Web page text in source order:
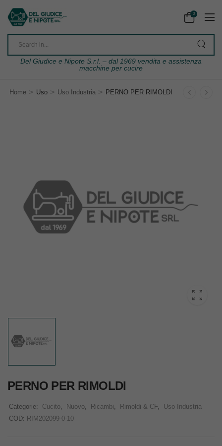
0
Del Giudice e Nipote S.r.l. – dal 1969 vendita e assistenza
macchine per cucire
Home > Uso > Uso Industria > PERNO PER RIMOLDI
PERNO PER RIMOLDI
Categorie: Cucito, Nuovo, Ricambi, Rimoldi & CF,
Uso Industria
COD: RIM202099-0-10